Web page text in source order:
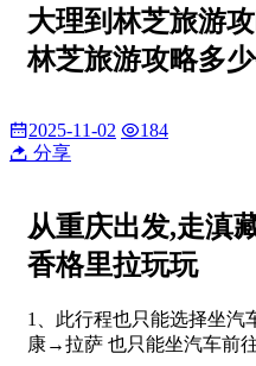
大理到林芝旅游
林芝旅游攻略多少
2025-11-02
184
分享
从重庆出发,走滇
香格里拉玩玩
1、此行程也只能选择坐汽
康→拉萨 也只能坐汽车前